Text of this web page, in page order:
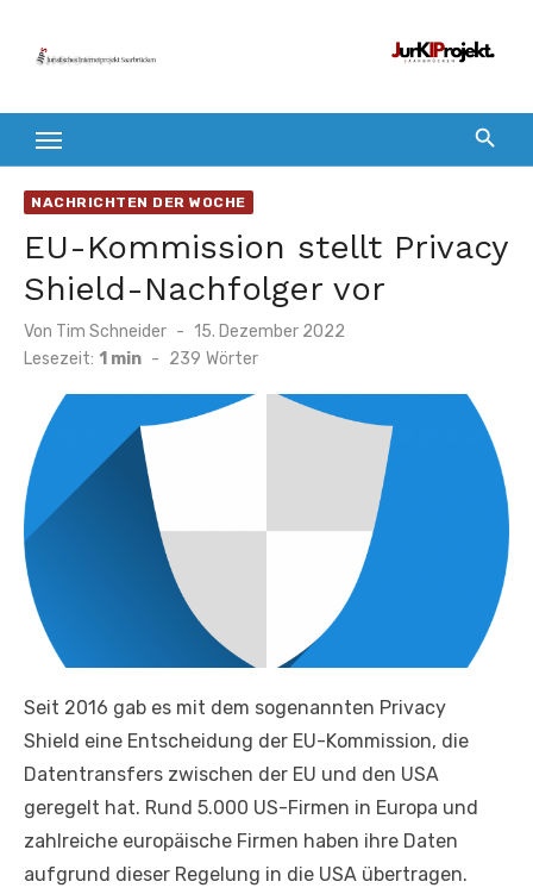
Inhalt
NACHRICHTEN DER WOCHE
EU-Kommission stellt Privacy
Shield-Nachfolger vor
Von Tim Schneider
Veröffentlicht
am
15. Dezember 2022
Lesezeit: 1 min - 239 Wörter
Seit 2016 gab es mit dem sogenannten Privacy
Shield eine Entscheidung der EU-Kommission, die
Datentransfers zwischen der EU und den USA
geregelt hat. Rund 5.000 US-Firmen in Europa und
zahlreiche europäische Firmen haben ihre Daten
aufgrund dieser Regelung in die USA übertragen.